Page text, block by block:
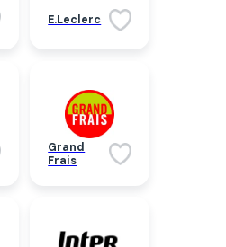
E.Leclerc
Grand
Frais